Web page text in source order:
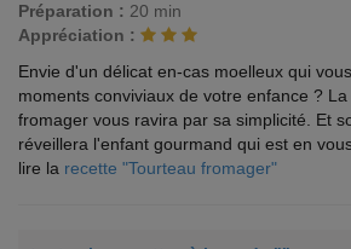
Préparation : 20 min
Appréciation :
Envie d'un délicat en-cas moelleux qui
moments conviviaux de votre enfance ?
fromager vous ravira par sa simplicité. Et
réveillera l'enfant gourmand qui est en
lire la recette "Tourteau fromager"